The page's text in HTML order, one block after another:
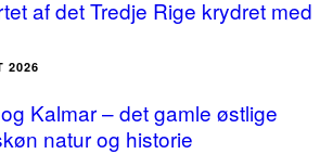
af det Tredje Rige krydret med
2026
Kalmar – det gamle østlige
natur og historie